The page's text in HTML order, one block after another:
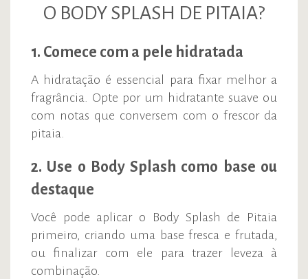
O BODY SPLASH DE PITAIA?
1. Comece com a pele hidratada
A hidratação é essencial para fixar melhor a
fragrância. Opte por um hidratante suave ou
com notas que conversem com o frescor da
pitaia.
2. Use o Body Splash como base ou
destaque
Você pode aplicar o Body Splash de Pitaia
primeiro, criando uma base fresca e frutada,
ou finalizar com ele para trazer leveza à
combinação.